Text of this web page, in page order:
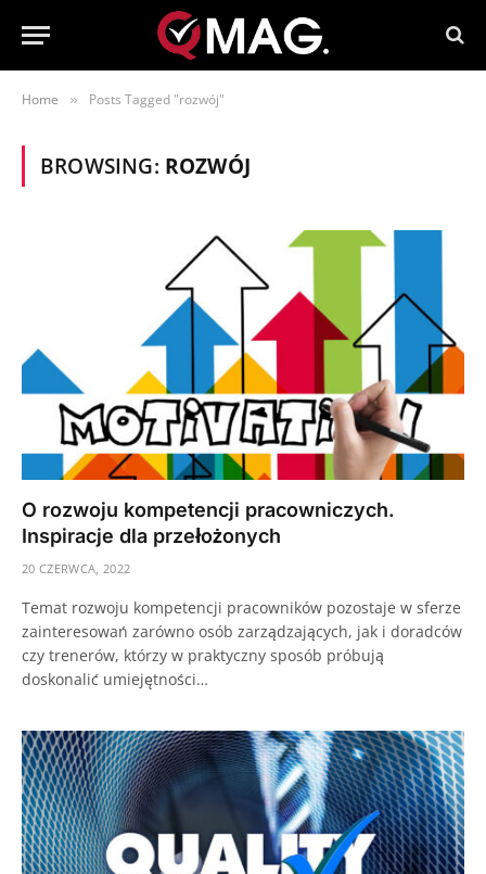
Home » Posts Tagged "rozwój"
BROWSING: ROZWÓJ
O rozwoju kompetencji pracowniczych.
Inspiracje dla przełożonych
20 CZERWCA, 2022
Temat rozwoju kompetencji pracowników pozostaje w sferze
zainteresowań zarówno osób zarządzających, jak i doradców
czy trenerów, którzy w praktyczny sposób próbują
doskonalić umiejętności…